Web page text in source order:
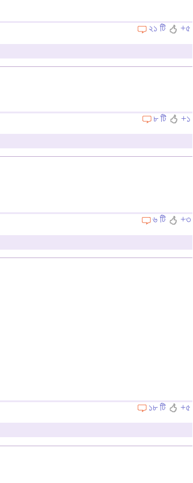
২১ টি +৫
৮ টি +১
৬ টি +৩
১৮ টি +৫